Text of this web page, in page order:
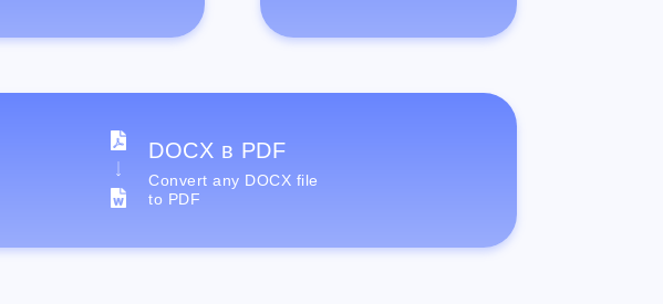
DOCX в PDF
Convert any DOCX file
to PDF